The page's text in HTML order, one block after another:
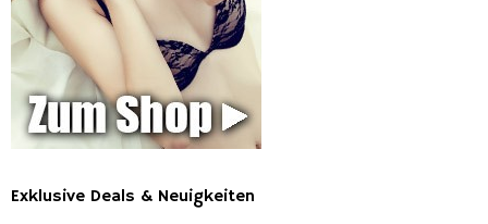
Exklusive Deals & Neuigkeiten